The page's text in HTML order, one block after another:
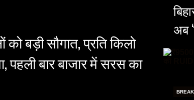
बड़ी सौगात, प्रति किलो
बार बाजार में सरस का
अब